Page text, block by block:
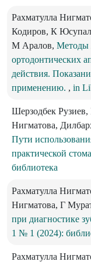
Рахматулла
Кодиров, К
М Аралов, Методы
ортодонтических
действия.
применению. , in
Шерзодбек
Нигматова,
Пути
практической
библиотека
Рахматулла
Нигматова, Г
при диагностике
1 № 1 (2024):
Рахматулла